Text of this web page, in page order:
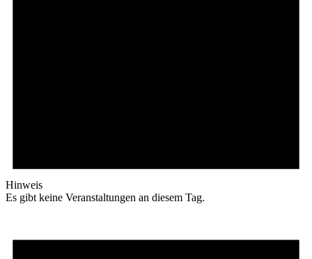
Hinweis
Es gibt keine Veranstaltungen an diesem Tag.